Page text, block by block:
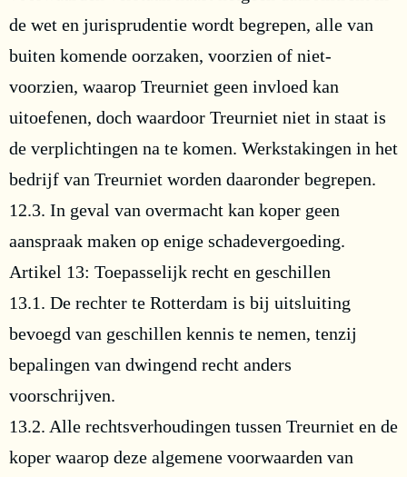
de wet en jurisprudentie wordt begrepen, alle van
buiten komende oorzaken, voorzien of niet-
voorzien, waarop Treurniet geen invloed kan
uitoefenen, doch waardoor Treurniet niet in staat is
de verplichtingen na te komen. Werkstakingen in het
bedrijf van Treurniet worden daaronder begrepen.
12.3. In geval van overmacht kan koper geen
aanspraak maken op enige schadevergoeding.
Artikel 13: Toepasselijk recht en geschillen
13.1. De rechter te Rotterdam is bij uitsluiting
bevoegd van geschillen kennis te nemen, tenzij
bepalingen van dwingend recht anders
voorschrijven.
13.2. Alle rechtsverhoudingen tussen Treurniet en de
koper waarop deze algemene voorwaarden van